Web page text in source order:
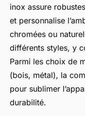
inox assure
et personnalise
chromées ou
différents styles, y
Parmi les choix de
(bois, métal), la
pour sublimer
durabilité.